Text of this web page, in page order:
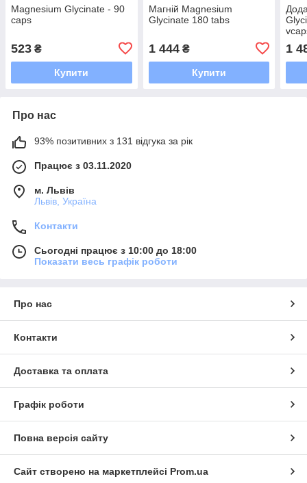
Magnesium Glycinate - 90
caps
523 ₴
Купити
Магній Magnesium
Glycinate 180 tabs
1 444₴
Купити
1
Про нас
93% позитивних з 131 відгука за рік
Працює з 03.11.2020
м. Львів
Львів, Україна
Контакти
Сьогодні працює з 10:00 до 18:00
Показати весь графік роботи
Про нас
Контакти
Доставка та оплата
Графік роботи
Повна версія сайту
Сайт створено на маркетплейсі Prom.ua